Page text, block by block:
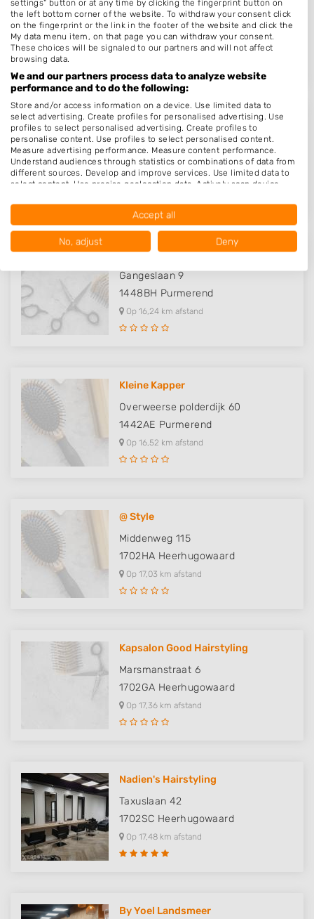
Gedempte Singelgracht 22
1441AP Purmerend
Op 15,93 km afstand
Reb's Hair Design
Gedempte Singelgracht 22
1441AP Purmerend
Op 15,93 km afstand
De Bruin Hairstyling
Gangeslaan 9
1448BH Purmerend
Op 16,24 km afstand
Kleine Kapper
Overweerse polderdijk 60
1442AE Purmerend
Op 16,52 km afstand
@ Style
Middenweg 115
1702HA Heerhugowaard
Op 17,03 km afstand
Kapsalon Good Hairstyling
Marsmanstraat 6
1702GA Heerhugowaard
Op 17,36 km afstand
Nadien's Hairstyling
Taxuslaan 42
1702SC Heerhugowaard
Op 17,48 km afstand
By Yoel Landsmeer
settings" button or at any time by clicking the fingerprint button on
the left bottom corner of the website. To withdraw your consent click
on the fingerprint or the link in the footer of the website and click the
My data menu item, on that page you can withdraw your consent.
These choices will be signaled to our partners and will not affect
browsing data.
We and our partners process data to analyze website
performance and to do the following:
Store and/or access information on a device. Use limited data to
select advertising. Create profiles for personalised advertising. Use
profiles to select personalised advertising. Create profiles to
personalise content. Use profiles to select personalised content.
Measure advertising performance. Measure content performance.
Understand audiences through statistics or combinations of data from
different sources. Develop and improve services. Use limited data to
select content. Use precise geolocation data. Actively scan device
Data may be shared outside of the European Union and send to the
Your consent and the cookie policy applies solely to this website/app.
View Partner List (1016 IAB Vendors)
We use your data for the following purposes:
IAB processing purposes:
Store and/or access information on a device
Use limited data to select advertising
Use profiles to select personalised
advertising
Create profiles to personalise content
Use profiles to select personalised content
Measure content performance
Understand audiences through statistics
or combinations of data from different
IAB Special Features:
Use precise geolocation data
Identify devices based on information
Performance
Functional
Advertising
Accept all
No, adjust Deny